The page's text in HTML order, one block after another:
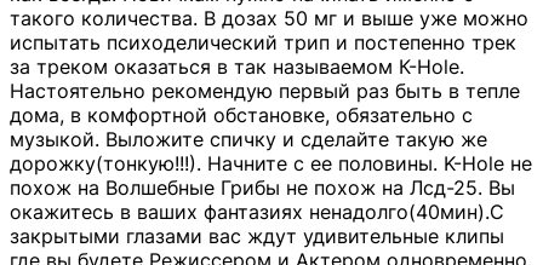
такого количества. В дозах 50 мг и выше уже можно
испытать психоделический трип и постепенно трек
за треком оказаться в так называемом К-Hole.
Настоятельно рекомендую первый раз быть в тепле
дома, в комфортной обстановке, обязательно с
музыкой. Выложите спичку и сделайте такую же
дорожку(тонкую!!!). Начните с ее половины. K-Hole не
похож на Волшебные Грибы не похож на Лсд-25. Вы
окажитесь в ваших фантазиях ненадолго(40мин).С
закрытыми глазами вас ждут удивительные клипы
где вы будете Режиссером и Актером одновременно.